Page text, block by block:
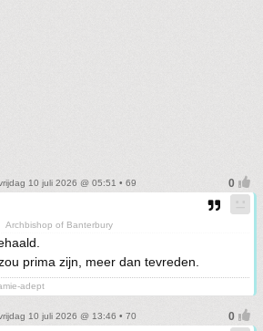
10 juli 2026 @ 05:51 • 69
Archbishop of Banterbury
prima zijn, meer dan tevreden.
adept
10 juli 2026 @ 13:46 • 70